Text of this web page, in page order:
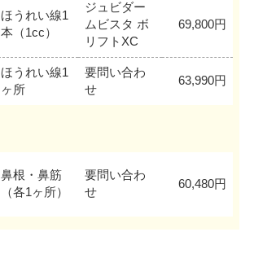
ほうれい線1
本（1cc）
ジュビダー
ムビスタ ボ
リフトXC
69,800円
ほうれい線1
ヶ所
要問い合わ
せ
63,990円
鼻根・鼻筋
（各1ヶ所）
要問い合わ
せ
60,480円